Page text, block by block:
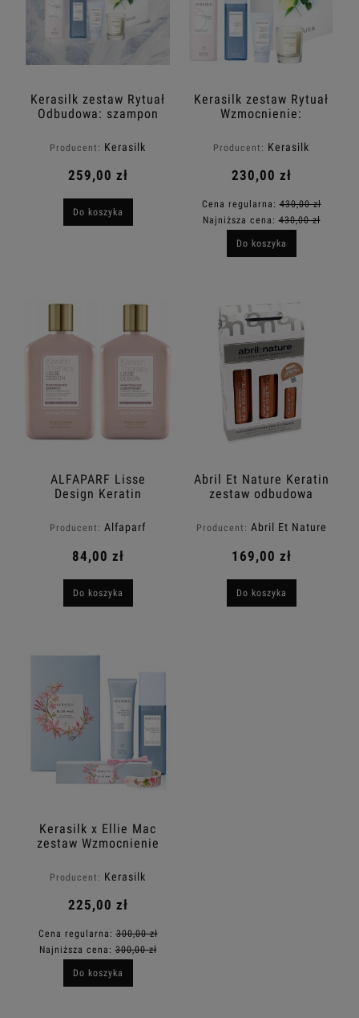
Kerasilk zestaw Rytuał
Odbudowa: szampon
maska 50ml +
Producent: Kerasilk
259,00 zł
Do koszyka
Kerasilk zestaw Rytuał
Wzmocnienie:
spray 125ml + maska
sojowa
Producent: Kerasilk
230,00 zł
Cena regularna:430,00 zł
Najniższa cena:430,00 zł
Do koszyka
ALFAPARF Lisse
Design Keratin
szampon + Odżywka
po keratynowym
prostowaniu 2x250ml
Producent: Alfaparf
84,00 zł
Do koszyka
Abril Et Nature Keratin
zestaw odbudowa
Producent: Abril Et Nature
169,00 zł
Do koszyka
Kerasilk x Ellie Mac
zestaw Wzmocnienie
włosów z autorską
prezencie
Producent: Kerasilk
225,00 zł
Cena regularna:300,00 zł
Najniższa cena:300,00 zł
Do koszyka